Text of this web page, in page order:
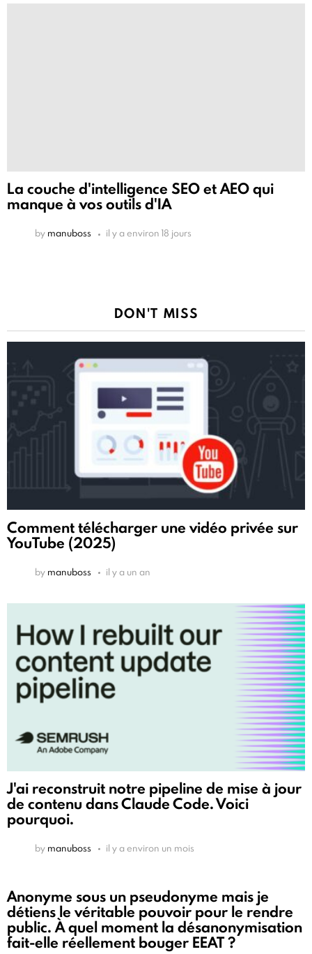
La couche d'intelligence SEO et AEO qui
manque à vos outils d'IA
by manuboss il y a environ 18 jours
DON'T MISS
Comment télécharger une vidéo privée sur
YouTube (2025)
by manuboss il y a un an
J'ai reconstruit notre pipeline de mise à jour
de contenu dans Claude Code. Voici
pourquoi.
by manuboss il y a environ un mois
Anonyme sous un pseudonyme mais je
détiens le véritable pouvoir pour le rendre
public. À quel moment la désanonymisation
fait-elle réellement bouger EEAT ?